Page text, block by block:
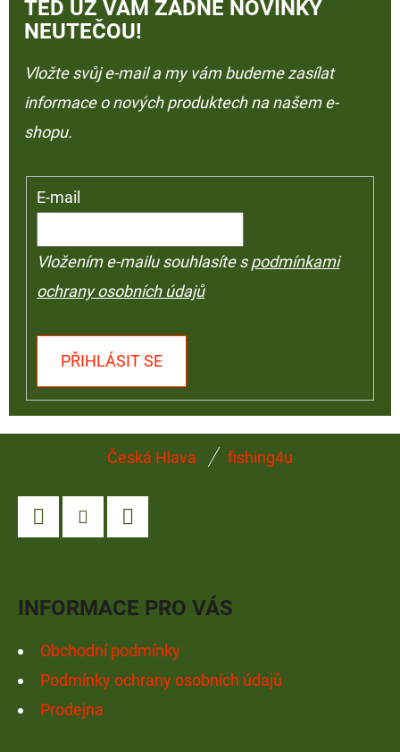
TEĎ UŽ VÁM ŽÁDNÉ NOVINKY
NEUTEČOU!
Vložte svůj e-mail a my vám budeme zasílat
informace o nových produktech na našem e-
shopu.
E-mail
Vložením e-mailu souhlasíte spodmínkami
ochrany osobních údajů
PŘIHLÁSIT SE
Česká Hlava fishing4u
INFORMACE PRO VÁS
Obchodní podmínky
Podmínky ochrany osobních údajů
Prodejna